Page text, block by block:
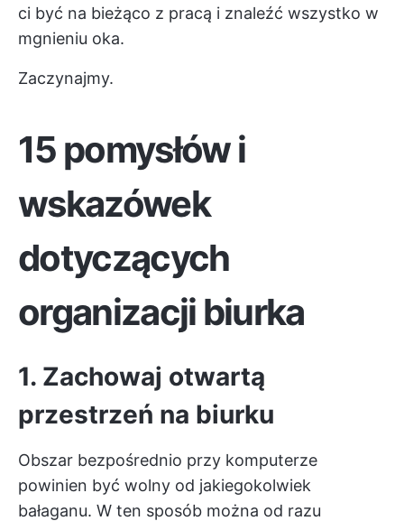
ci być na bieżąco z pracą i znaleźć wszystko w
mgnieniu oka.
Zaczynajmy.
15 pomysłów i
wskazówek
dotyczących
organizacji biurka
1. Zachowaj otwartą
przestrzeń na biurku
Obszar bezpośrednio przy komputerze
powinien być wolny od jakiegokolwiek
bałaganu. W ten sposób można od razu